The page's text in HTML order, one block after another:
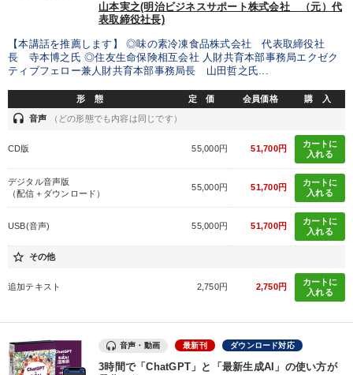
山本実之(明治ビジネスサポート株式会社 （元）代
表取締役社長)
【本講話を推薦します】 ◎味の素冷凍食品株式会社 代表取締役社
長 寺本博之氏 ◎住友生命保険相互会社 人財共育本部事務局エクゼク
ティブフェロー兼人財共育本部事務局長 山田哲之氏...
形 態 定 価 会員価格 購 入
headset 音声 （どの形態でも内容は同じです）
CD版 55,000円 51,700円
カートに
入れる
デジタル音声版
（配信＋ダウンロード）
55,000円 51,700円
カートに
入れる
USB(音声) 55,000円 51,700円
カートに
入れる
star_border その他
追加テキスト 2,750円 2,750円
カートに
入れる
音声・動画 最新刊 ダウンロード対応
3時間で「ChatGPT」と「最新生成AI」の使い方が